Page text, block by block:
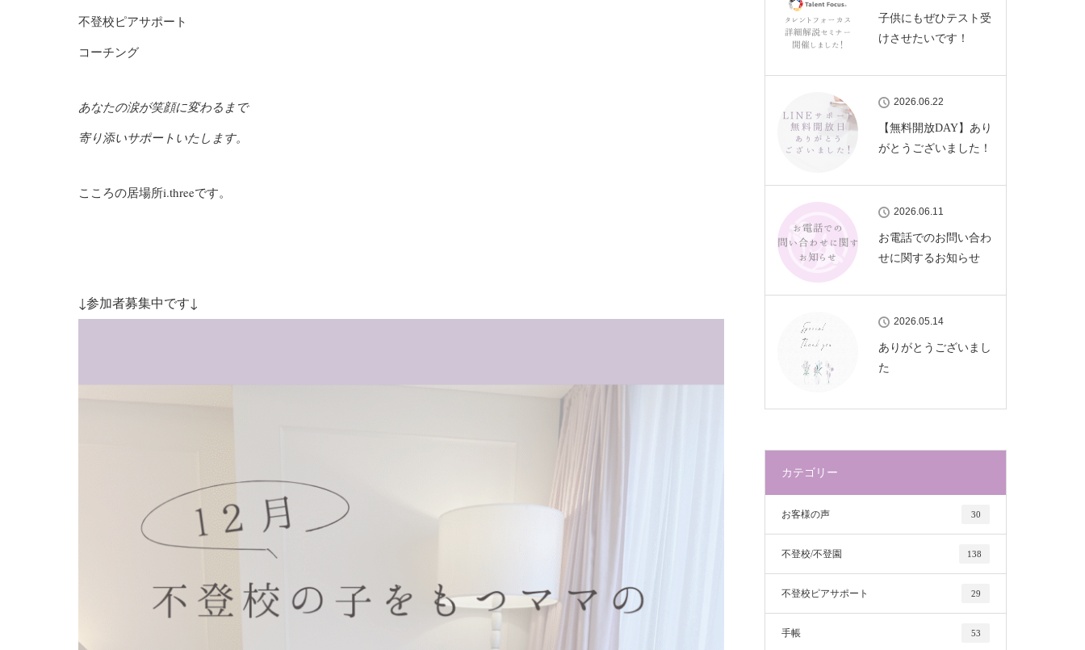
不登校ピアサポート
コーチング
あなたの涙が笑顔に変わるまで
寄り添いサポートいたします。
こころの居場所i.threeです。
↓参加者募集中です↓
子供にもぜひテスト受
けさせたいです！
2026.06.22
【無料開放DAY】あり
がとうございました！
2026.06.11
お電話でのお問い合わ
せに関するお知らせ
2026.05.14
ありがとうございまし
た
カテゴリー
お客様の声 30
不登校/不登園 138
不登校ピアサポート 29
手帳 53